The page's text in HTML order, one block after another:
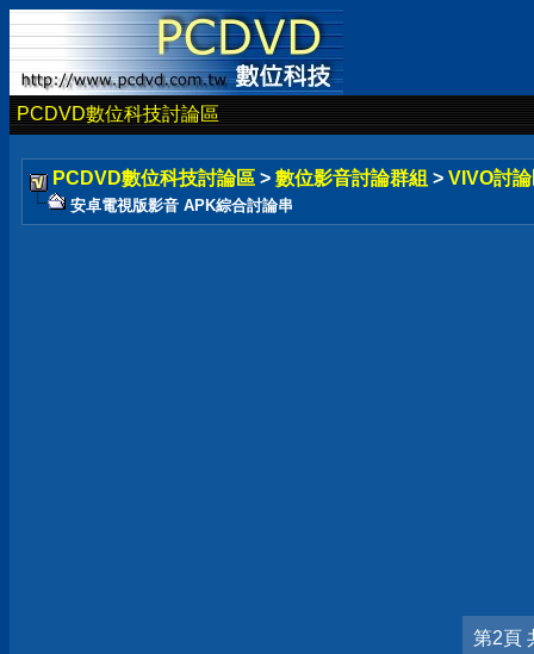
PCDVD數位科技討論區
PCDVD數位科技討論區 > 數位影音討論群組 > VIVO討
安卓電視版影音 APK綜合討論串
第2頁